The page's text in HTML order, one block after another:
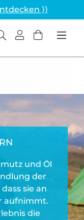
⟩⟩
und Öl
der
sie an
aufnimmt.
die